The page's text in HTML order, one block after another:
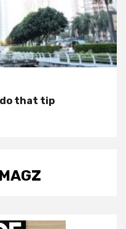
do that tip